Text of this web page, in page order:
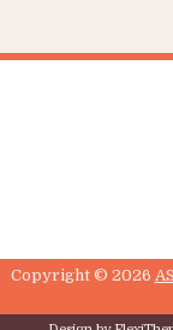
Copyright © 2026